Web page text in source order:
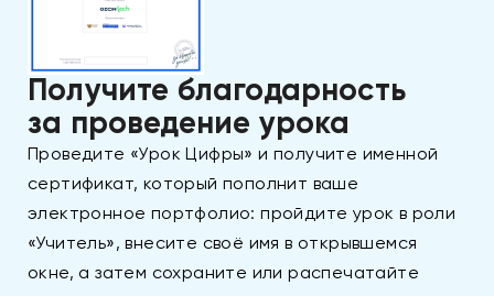
Получите благодарность
за проведение урока
Проведите «Урок Цифры» и получите именной
сертификат, который пополнит ваше
электронное портфолио: пройдите урок в роли
«Учитель», внесите своё имя в открывшемся
окне, а затем сохраните или распечатайте